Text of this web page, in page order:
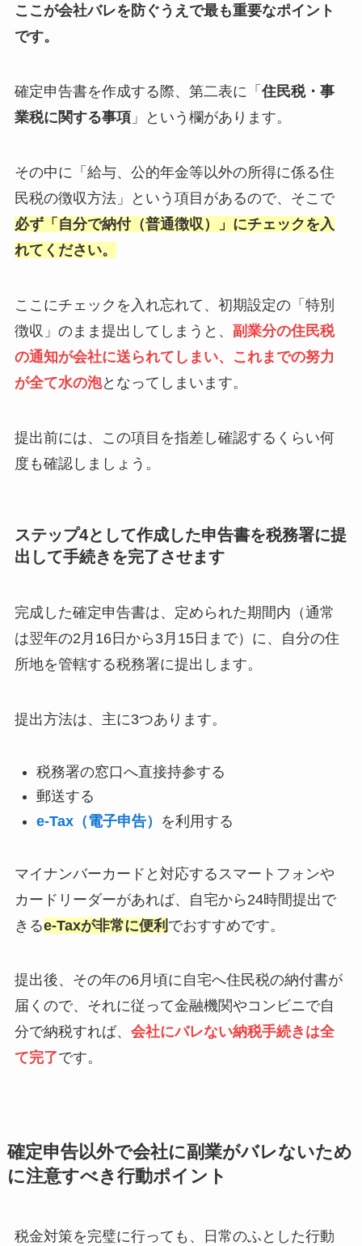
ここが会社バレを防ぐうえで最も重要なポイント
です。
確定申告書を作成する際、第二表に「 住民税・事
業税に関する事項」という欄があります。
その中に「給与、公的年金等以外の所得に係る住
民税の徴収方法」という項目があるので、そこで
必ず「自分で納付（普通徴収）」にチェックを入
れてください。
ここにチェックを入れ忘れて、初期設定の「特別
徴収」のまま提出してしまうと、 副業分の住民税
の通知が会社に送られてしまい、これまでの努力
が全て水の泡となってしまいます。
提出前には、この項目を指差し確認するくらい何
度も確認しましょう。
ステップ4として作成した申告書を税務署に提
出して手続きを完了させます
完成した確定申告書は、定められた期間内（通常
は翌年の2月16日から3月15日まで）に、自分の住
所地を管轄する税務署に提出します。
提出方法は、主に3つあります。
税務署の窓口へ直接持参する
郵送する
e-Tax（電子申告）
を利用する
マイナンバーカードと対応するスマートフォンや
カードリーダーがあれば、自宅から24時間提出で
きるe-Taxが非常に便利 でおすすめです。
提出後、その年の6月頃に自宅へ住民税の納付書が
届くので、それに従って金融機関やコンビニで自
分で納税すれば、 会社にバレない納税手続きは全
て完了です。
確定申告以外で会社に副業がバレないため
に注意すべき行動ポイント
税金対策を完璧に行っても、日常のふとした行動